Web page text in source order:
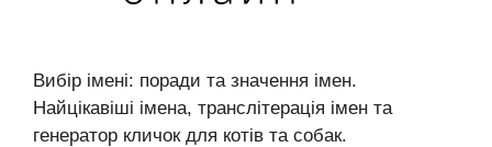
Вибір імені: поради та значення імен.
Найцікавіші імена, транслітерація імен та
генератор кличок для котів та собак.